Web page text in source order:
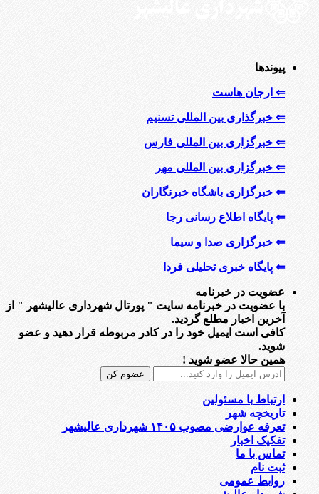
پیوندها
⇐ ارجان هاست
⇐ خبرگذاری بین المللی تسنیم
⇐ خبرگزاری بین المللی فارس
⇐ خبرگزاری بین المللی مهر
⇐ خبرگزاری باشگاه خبرنگاران
⇐ پایگاه اطلاع رسانی رجا
⇐ خبرگزاری صدا و سیما
⇐ پایگاه خبری تحلیلی فردا
عضویت در خبرنامه
با عضویت در خبرنامه سایت " پورتال شهرداری عالیشهر " از
آخرین اخبار مطلع گردید.
کافی است ایمیل خود را در کادر مربوطه قرار دهید و عضو
شوید.
همین حالا عضو شوید !
ارتباط با مسئولین
تاریخچه شهر
تعرفه عوارضی مصوب ۱۴۰۵ شهرداری عالیشهر
تفکیک اخبار
تماس با ما
ثبت نام
روابط عمومی